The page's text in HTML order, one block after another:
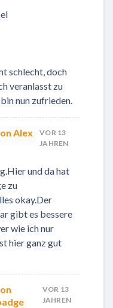
schlecht, doch
veranlasst zu
nun zufrieden.
Alex
VOR 13
JAHREN
und da hat
zu
okay.Der
gibt es bessere
wie ich nur
hier ganz gut
VOR 13
JAHREN